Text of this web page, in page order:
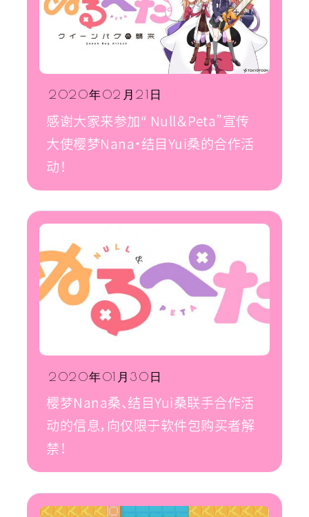
2020年02月21日
感谢大家来参加“ Null＆Peta”宣传
大使樱梦Nana・结目Yui桑的合作活
动！
2020年01月30日
樱梦Nana桑、结目Yui桑联手合作活
动的信息，向仅限于软件包购买者解
禁！